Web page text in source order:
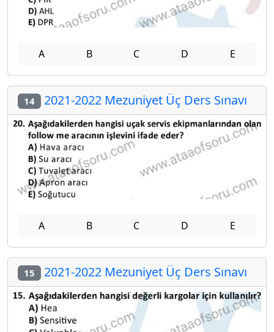
A B C D E
14 2021-2022 Mezuniyet Üç Ders Sınavı
A B C D E
15 2021-2022 Mezuniyet Üç Ders Sınavı